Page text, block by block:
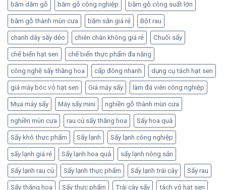
băm dăm gỗ băm gỗ công nghiệp băm gỗ công suất lớn
băm gỗ thành mùn cưa băm sắn giá rẻ Bột rau
chanh dây sấy dẻo chiên chân không giá rẻ Chuối sấy
chế biến hạt sen chế biến thực phẩm đa năng
công nghệ sấy thăng hoa cấp đông nhanh dụng cụ tách hạt sen
giá máy bóc vỏ hạt sen Giá máy sấy làm đá viên công nghiệp
Mua máy sấy Máy sấy mini nghiền gỗ thành mùn cưa
nghiền mùn cưa rau củ sấy thăng hoa Sấy hoa quả
Sấy khô thực phẩm Sấy lạnh Sấy lạnh công nghiệp
sấy lạnh giá rẻ Sấy lạnh hoa quả sấy lạnh nông sản
Sấy lạnh rau củ Sấy lạnh thực phẩm Sấy lạnh trái cây Sấy rau
Sấy thăng hoa Sấy thực phẩm Trái cây sấy tách vỏ hạt sen